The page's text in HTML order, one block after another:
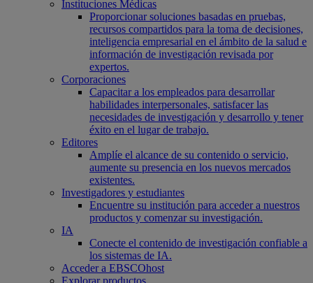
Instituciones Médicas
Proporcionar soluciones basadas en pruebas,
recursos compartidos para la toma de decisiones,
inteligencia empresarial en el ámbito de la salud e
información de investigación revisada por
expertos.
Corporaciones
Capacitar a los empleados para desarrollar
habilidades interpersonales, satisfacer las
necesidades de investigación y desarrollo y tener
éxito en el lugar de trabajo.
Editores
Amplíe el alcance de su contenido o servicio,
aumente su presencia en los nuevos mercados
existentes.
Investigadores y estudiantes
Encuentre su institución para acceder a nuestros
productos y comenzar su investigación.
IA
Conecte el contenido de investigación confiable a
los sistemas de IA.
Acceder a EBSCOhost
Explorar productos